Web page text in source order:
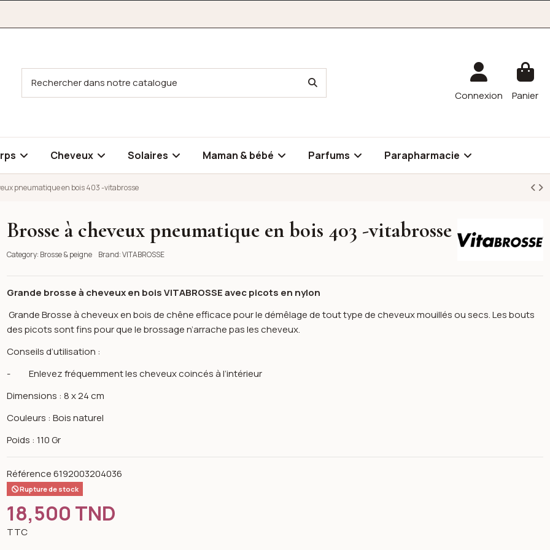
Connexion Panier
Cheveux Solaires Maman & bébé Parfums Parapharmacie
pneumatique en bois 403 -vitabrosse
bois 403 -vitabrosse
image gallery for Brosse à cheveux pneumatique en bois 403 -vitabrosse
Brosse à cheveux pneumatique en bois 403 -vitabrosse
Category: Brosse & peigne Brand:VITABROSSE
Grande brosse à cheveux en bois VITABROSSE avec picots en nylon
Grande Brosse à cheveux en bois de chêne efficace pour le démêlage de tout type de cheveux mouillés ou secs. Les bouts
des picots sont fins pour que le brossage n’arrache pas les cheveux.
Conseils d’utilisation :
- Enlevez fréquemment les cheveux coincés à l’intérieur
Dimensions : 8 x 24 cm
Couleurs : Bois naturel
Poids : 110 Gr
Référence 6192003204036
Rupture de stock
18,500 TND
TTC